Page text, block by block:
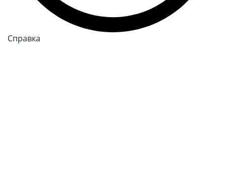
Справка